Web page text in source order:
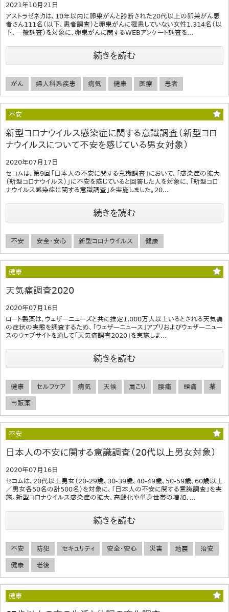
2021年10月21日
アストラゼネカは、10年以内に卵巣がんと診断された20代以上の卵巣がん患
者さん111名（以下、患者調査）と卵巣がんに罹患していない女性1,314名（以
下、一般調査）を対象に、卵巣がんに関するWEBアンケート調査を...
続きを読む
がん 婦人科系疾患 病気 健康 医療 患者
不安
新型コロナウイルス感染症に関する意識調査（新型コロ
ナウイルスについて不安を感じている男女対象）
2020年07月17日
セコムは、第9回「日本人の不安に関する意識調査」において、「感染症の拡大
（新型コロナウイルス）」に不安を感じていると回答した人を対象に、「新型コロ
ナウイルス感染症に関する意識調査」を実施しました。20...
続きを読む
不安 安全・安心 新型コロナウイルス 健康
健康
天気痛調査2020
2020年07月16日
ロート製薬は、ウェザーニューズと共に推定1,000万人以上いるとされる天気痛
の症状の実態を調査するため、「ウェザーニュース」アプリおよびウェザーニュー
スのウェブサイトを通して「天気痛調査2020」を実施しま...
続きを読む
健康 セルフケア 病気 天候 肩こり 腰痛 頭痛 薬
市販薬
不安
日本人の不安に関する意識調査（20代以上男女対象）
2020年07月16日
セコムは、20代以上男女（20-29歳、30-39歳、40-49歳、50-59歳、60歳以上
／男女各50名の計500名）を対象に、「日本人の不安に関する意識調査」を実
施。新型コロナウイルス感染症の拡大、高齢化や単身世帯の増加、...
続きを読む
不安 防犯 セキュリティ 安全・安心 災害 地震 治安
健康 老後
健康